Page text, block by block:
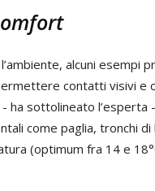
alcuni esempi
contatti visivi e
- ha sottolineato
come paglia, tronchi
(optimum fra 14 e